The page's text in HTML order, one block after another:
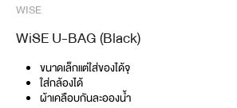
WISE
WiSE U-BAG (Black)
ขนาดเล็กแต่ใส่ของได้จุ
ใส่กล้องได้
ผ้าเคลือบกันละอองน้ำ